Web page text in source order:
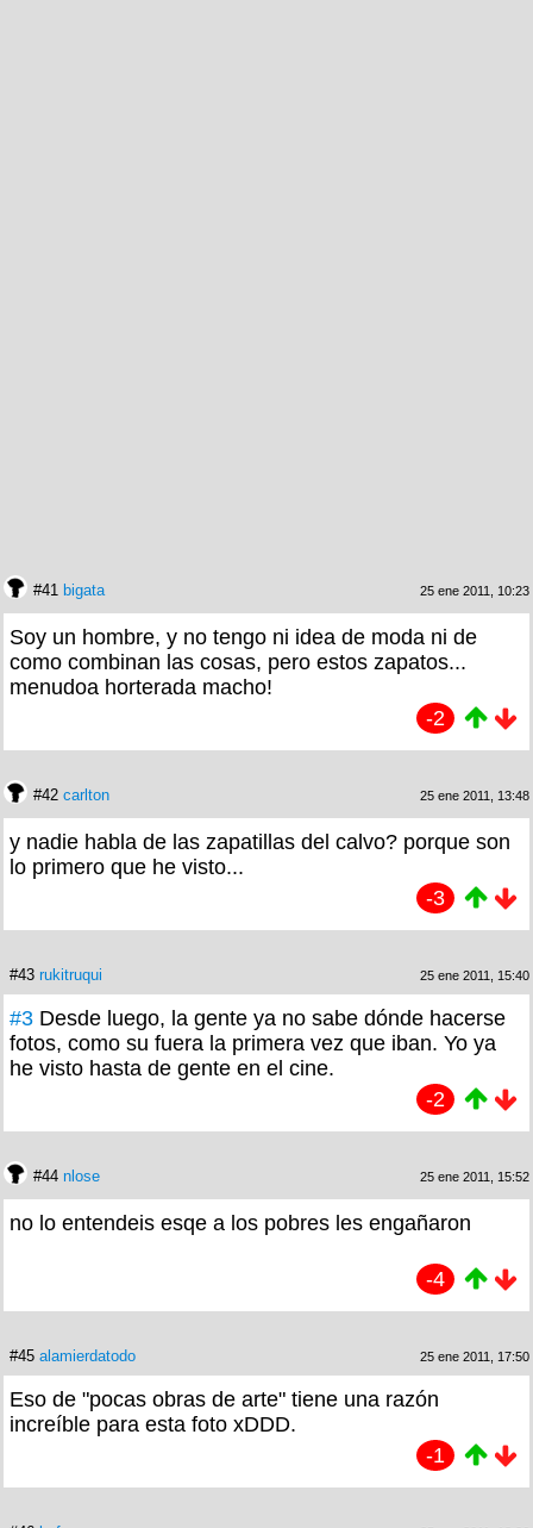
#41 bigata 25 ene 2011, 10:23
Soy un hombre, y no tengo ni idea de moda ni de
como combinan las cosas, pero estos zapatos...
menudoa horterada macho!
-2
#42 carlton 25 ene 2011, 13:48
y nadie habla de las zapatillas del calvo? porque son
lo primero que he visto...
-3
#43 rukitruqui 25 ene 2011, 15:40
#3 Desde luego, la gente ya no sabe dónde hacerse
fotos, como su fuera la primera vez que iban. Yo ya
he visto hasta de gente en el cine.
-2
#44 nlose 25 ene 2011, 15:52
no lo entendeis esqe a los pobres les engañaron
-4
#45 alamierdatodo 25 ene 2011, 17:50
Eso de "pocas obras de arte" tiene una razón
increíble para esta foto xDDD.
-1